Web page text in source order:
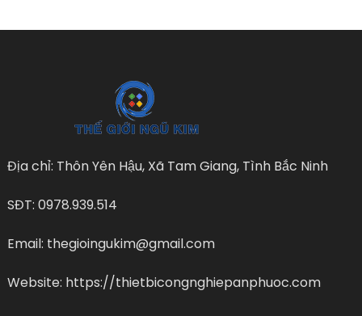
Địa chỉ: Thôn Yên Hậu, Xã Tam Giang, Tình Bắc Ninh
SĐT: 0978.939.514
Email: thegioingukim@gmail.com
Website: https://thietbicongnghiepanphuoc.com